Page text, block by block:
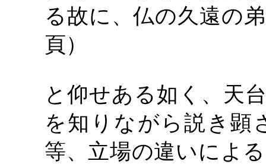
る故に、仏の久遠の
頁）
と仰せある如く、天
を知りながら説き顕
等、立場の違いによ